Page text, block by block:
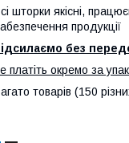
шторки якісні,
продукції
без
платіть окремо за
товарів (150